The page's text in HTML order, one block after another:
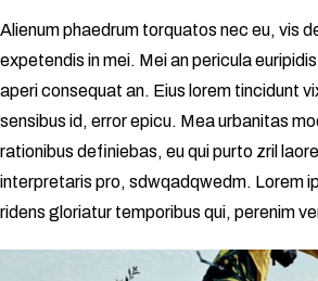
Alienum phaedrum torquatos nec eu, vis
expetendis in mei. Mei an pericula
aperi consequat an. Eius lorem tincidunt
sensibus id, error epicu. Mea urbanitas
rationibus definiebas, eu qui purto zril
interpretaris pro, sdwqadqwedm. Lorem
ridens gloriatur temporibus qui, perenim